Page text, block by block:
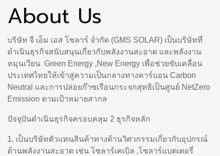
About Us
บริษัท จี เอ็ม เอส โซลาร์ จำกัด (GMS SOLAR) เป็นบริษัทที่
ดำเนินธุรกิจสนับสนุนเกี่ยวกับพลังงานสะอาด และพลังงาน
หมุนเวียน Green Energy ,New Energy เพื่อช่วยขับเคลื่อน
ประเทศไทยให้เข้าสู่ความเป็นกลางทางคาร์บอน Carbon
Neutral และการปล่อยก๊าซเรือนกระจกสุทธิเป็นศูนย์ NetZero
Emission ตามเป้าหมายสากล
ปัจจุบันดำเนินธุรกิจครอบคลุม 2 ธุรกิจหลัก
1. เป็นบริษัทตัวแทนสินค้าทางด้านวิศวกรรมเกี่ยวกับอุปกรณ์
ด้านพลังงานสะอาด เช่น โซลาร์เคเบิล ,โซลาร์แบตเตอรี่